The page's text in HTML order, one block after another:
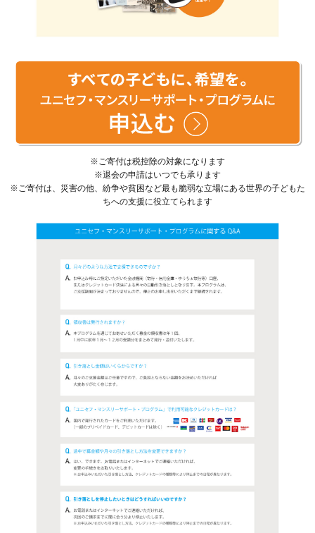
※ご寄付は税控除の対象になります
※退会の申請はいつでも承ります
※ご寄付は、災害の他、紛争や貧困など最も脆弱な立場にある世界の子どもた
ちへの支援に役立てられます